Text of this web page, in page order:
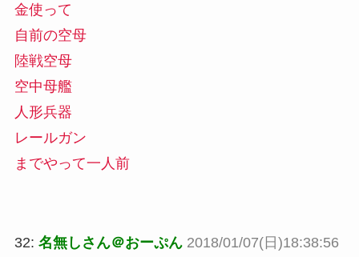
金使って
自前の空母
陸戦空母
空中母艦
人形兵器
レールガン
までやって一人前
32: 名無しさん＠おーぷん 2018/01/07(日)18:38:56